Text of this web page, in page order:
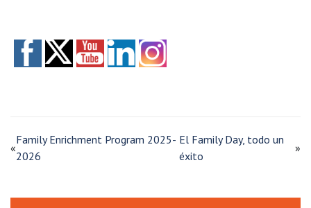
«
Family Enrichment Program 2025-
2026
El Family Day, todo un
éxito
»